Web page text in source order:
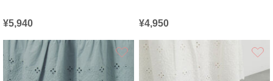
¥5,940 ¥4,950
お気に入り